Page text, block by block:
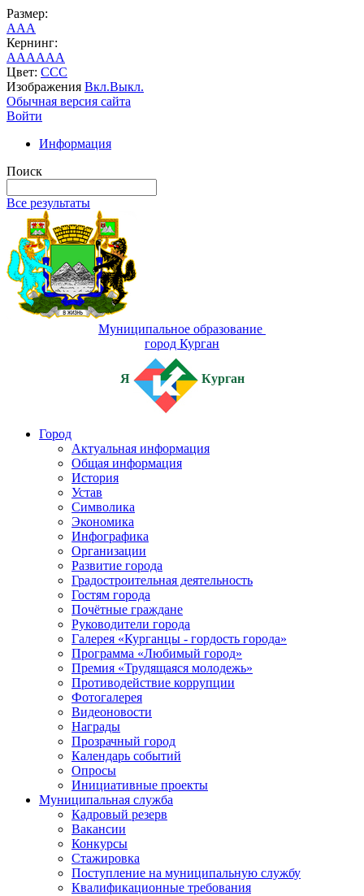
Размер:
AAA
Кернинг:
AAAAAA
Цвет: CCC
Изображения Вкл.Выкл.
Обычная версия сайта
Войти
Информация
Поиск
Все результаты
Муниципальное образование
город Курган
Я Курган
Город
Актуальная информация
Общая информация
История
Устав
Символика
Экономика
Инфографика
Организации
Развитие города
Градостроительная деятельность
Гостям города
Почётные граждане
Руководители города
Галерея «Курганцы - гордость города»
Программа «Любимый город»
Премия «Трудящаяся молодежь»
Противодействие коррупции
Фотогалерея
Видеоновости
Награды
Прозрачный город
Календарь событий
Опросы
Инициативные проекты
Муниципальная служба
Кадровый резерв
Вакансии
Конкурсы
Стажировка
Поступление на муниципальную службу
Квалификационные требования